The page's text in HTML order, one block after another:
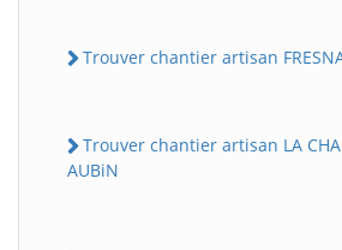
Trouver chantier artisan
Trouver chantier artisan LA
AUBiN